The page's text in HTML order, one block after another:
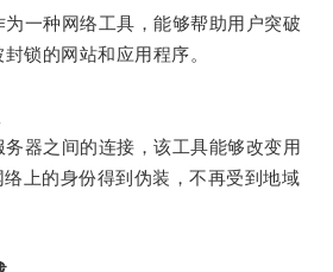
种网络工具，能够帮助用户突破
锁的网站和应用程序。
之间的连接，该工具能够改变用
上的身份得到伪装，不再受到地域